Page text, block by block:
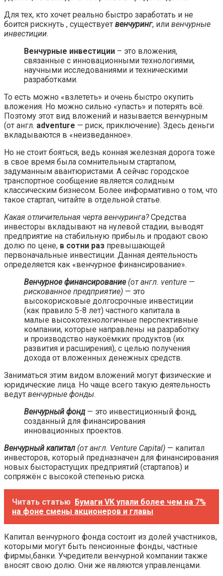
Для тех, кто хочет реально быстро заработать и не
боится рискнуть , существует венчуринг, или венчурные
инвестиции.
Венчурные инвестиции – это вложения,
связанные с инновационными технологиями,
научными исследованиями и техническими
разработками.
То есть можно «взлететь» и очень быстро окупить
вложения. Но можно сильно «упасть» и потерять всё.
Поэтому этот вид вложений и называется венчурным
(от англ. adventure — риск, приключение). Здесь деньги
вкладываются в «неизведанное».
Но не стоит бояться, ведь конная железная дорога тоже
в свое время была сомнительным стартапом,
задуманным авантюристами. А сейчас городское
транспортное сообщение является солидным
классическим бизнесом. Более информативно о том, что
такое стартап, читайте в отдельной статье.
Какая отличительная черта венчуринга?Средства
инвесторы вкладывают на нулевой стадии, выводят
предприятие на стабильную прибыль и продают свою
долю по цене, в сотни раз превышающей
первоначальные инвестиции. Данная деятельность
определяется как «венчурное финансирование».
Венчурное финансирование(от англ. venture —
рискованное предприятие) — это
высокорисковые долгосрочные инвестиции
(как правило 5-8 лет) частного капитала в
малые высокотехнологичные перспективные
компании, которые направлены на разработку
и производство наукоёмких продуктов (их
развития и расширения), с целью получения
дохода от вложенных денежных средств.
Заниматься этим видом вложений могут физические и
юридические лица. Но чаще всего такую деятельность
ведут венчурные фонды.
Венчурный фонд — это инвестиционный фонд,
созданный для финансирования
инновационных проектов.
Венчурный капитал (от англ. Venture Capital) — капитал
инвесторов, который предназначен для финансирования
новых бысторастущих предприятий (стартапов) и
сопряжён с высокой степенью риска.
Читать статью Бумаги VK упали более чем на 7%
на фоне смены акционеров и главы
Капитал венчурного фонда состоит из долей участников,
которыми могут быть пенсионные фонды, частные
фирмы,банки. Учредители венчурной компании также
вносят свою долю. Они же являются управленцами.